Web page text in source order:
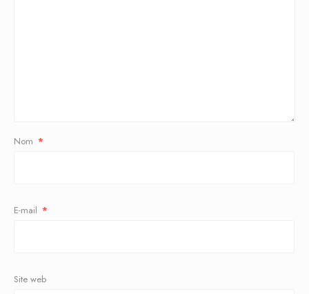
Nom *
E-mail *
Site web